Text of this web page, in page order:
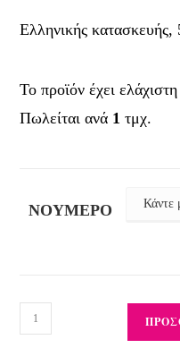
Ελληνικής
ΝΟΎΜΕΡΟ
Το προϊόν έχει
Πωλείται ανά 1 τμχ.